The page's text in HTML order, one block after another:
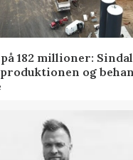
182 millioner:
og